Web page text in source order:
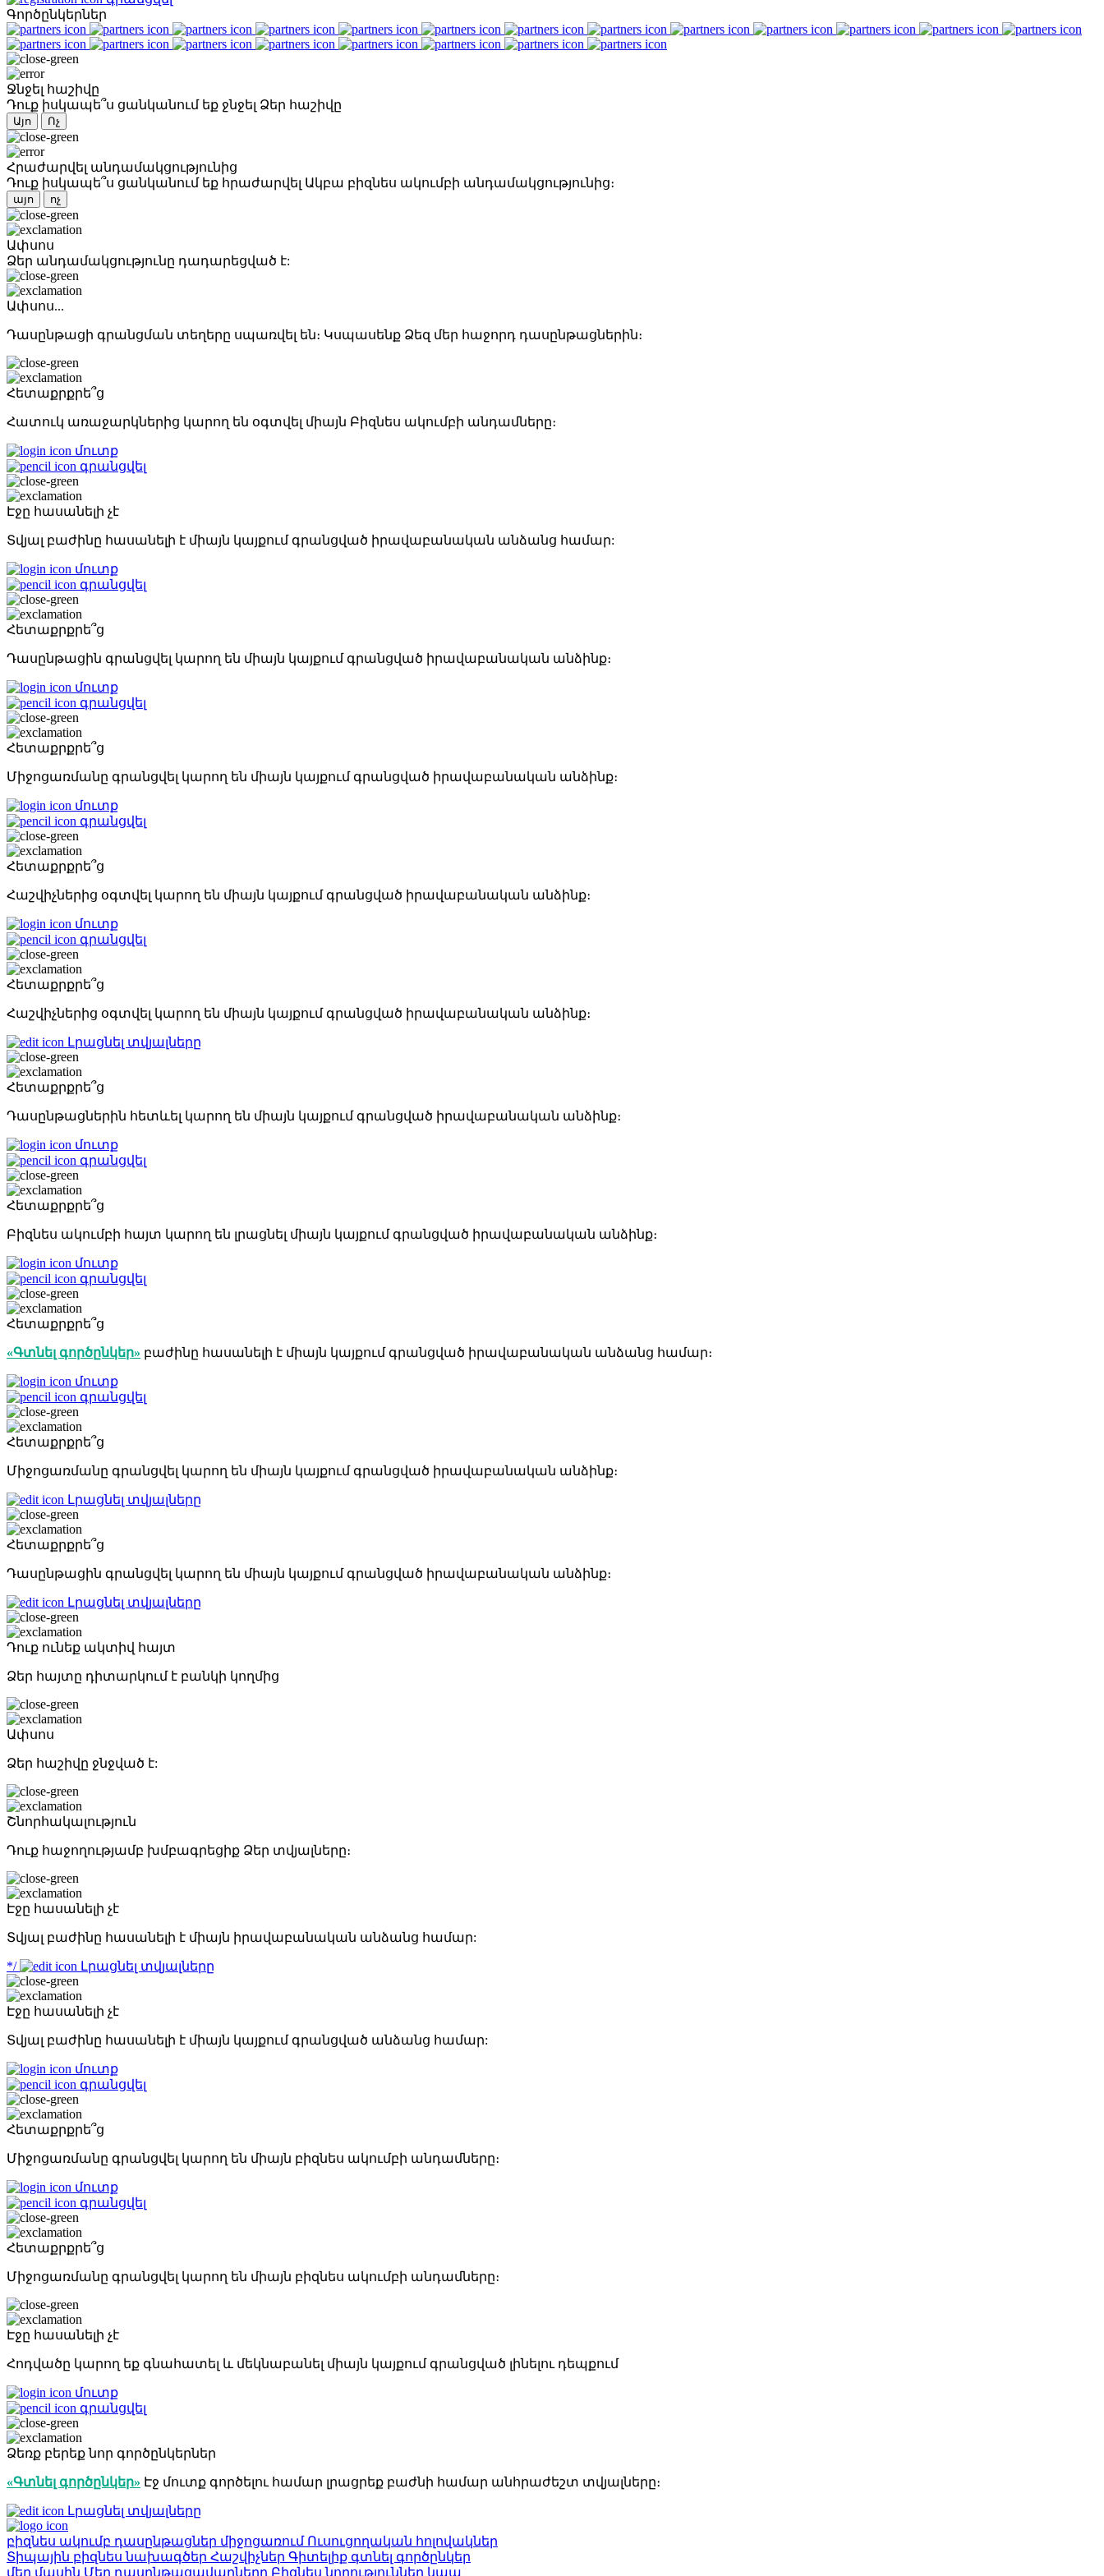
Գործընկերներ
Ջնջել հաշիվը
Դուք իսկապե՞ս ցանկանում եք ջնջել Ձեր հաշիվը
Այո Ոչ
Հրաժարվել անդամակցությունից
Դուք իսկապե՞ս ցանկանում եք հրաժարվել Ակբա բիզնես ակումբի անդամակցությունից։
այո ոչ
Ափսոս
Ձեր անդամակցությունը դադարեցված է:
Ափսոս...
Դասընթացի գրանցման տեղերը սպառվել են։ Կսպասենք Ձեզ մեր հաջորդ դասընթացներին։
Հետաքրքրե՞ց
Հատուկ առաջարկներից կարող են օգտվել միայն Բիզնես ակումբի անդամները։
մուտք
գրանցվել
Էջը հասանելի չէ
Տվյալ բաժինը հասանելի է միայն կայքում գրանցված իրավաբանական անձանց համար:
մուտք
գրանցվել
Հետաքրքրե՞ց
Դասընթացին գրանցվել կարող են միայն կայքում գրանցված իրավաբանական անձինք։
մուտք
գրանցվել
Հետաքրքրե՞ց
Միջոցառմանը գրանցվել կարող են միայն կայքում գրանցված իրավաբանական անձինք։
մուտք
գրանցվել
Հետաքրքրե՞ց
Հաշվիչներից օգտվել կարող են միայն կայքում գրանցված իրավաբանական անձինք։
մուտք
գրանցվել
Հետաքրքրե՞ց
Հաշվիչներից օգտվել կարող են միայն կայքում գրանցված իրավաբանական անձինք։
Լրացնել տվյալները
Հետաքրքրե՞ց
Դասընթացներին հետևել կարող են միայն կայքում գրանցված իրավաբանական անձինք։
մուտք
գրանցվել
Հետաքրքրե՞ց
Բիզնես ակումբի հայտ կարող են լրացնել միայն կայքում գրանցված իրավաբանական անձինք։
մուտք
գրանցվել
Հետաքրքրե՞ց
«Գտնել գործընկեր» բաժինը հասանելի է միայն կայքում գրանցված իրավաբանական անձանց համար։
մուտք
գրանցվել
Հետաքրքրե՞ց
Միջոցառմանը գրանցվել կարող են միայն կայքում գրանցված իրավաբանական անձինք։
Լրացնել տվյալները
Հետաքրքրե՞ց
Դասընթացին գրանցվել կարող են միայն կայքում գրանցված իրավաբանական անձինք։
Լրացնել տվյալները
Դուք ունեք ակտիվ հայտ
Ձեր հայտը դիտարկում է բանկի կողմից
Ափսոս
Ձեր հաշիվը ջնջված է:
Շնորհակալություն
Դուք հաջողությամբ խմբագրեցիք Ձեր տվյալները։
Էջը հասանելի չէ
Տվյալ բաժինը հասանելի է միայն իրավաբանական անձանց համար:
*/ Լրացնել տվյալները
Էջը հասանելի չէ
Տվյալ բաժինը հասանելի է միայն կայքում գրանցված անձանց համար:
մուտք
գրանցվել
Հետաքրքրե՞ց
Միջոցառմանը գրանցվել կարող են միայն բիզնես ակումբի անդամները։
մուտք
գրանցվել
Հետաքրքրե՞ց
Միջոցառմանը գրանցվել կարող են միայն բիզնես ակումբի անդամները։
Էջը հասանելի չէ
Հոդվածը կարող եք գնահատել և մեկնաբանել միայն կայքում գրանցված լինելու դեպքում
մուտք
գրանցվել
Ձեռք բերեք նոր գործընկերներ
«Գտնել գործընկեր» Էջ մուտք գործելու համար լրացրեք բաժնի համար անհրաժեշտ տվյալները։
Լրացնել տվյալները
բիզնես ակումբ դասընթացներ միջոցառում Ուսուցողական հոլովակներ
Տիպային բիզնես նախագծեր Հաշվիչներ Գիտելիք գտնել գործընկեր
մեր մասին Մեր դասընթացավարները Բիզնես նորություններ կապ